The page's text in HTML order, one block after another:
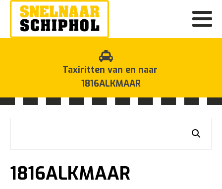
Taxiritten van en naar
1816ALKMAAR
1816ALKMAAR